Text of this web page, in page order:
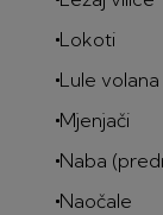
Lokoti
Lule volana
Mjenjači
Naba
Naočale